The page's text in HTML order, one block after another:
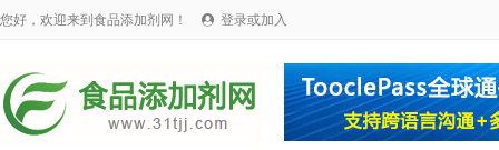
您好，欢迎来到食品添加剂网！  登录或加入